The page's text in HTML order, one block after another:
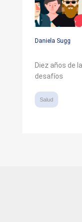
Daniela Sugg
Diez años de
desafíos
Salud